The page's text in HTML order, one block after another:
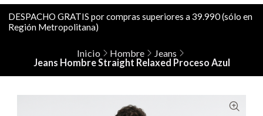
DESPACHO GRATIS por compras superiores a 39.990 (sólo en
Región Metropolitana)
Inicio Hombre
Jeans
Jeans Hombre Straight Relaxed Proceso Azul